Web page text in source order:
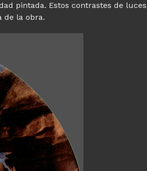
pintada. Estos contrastes de luces
de la obra.